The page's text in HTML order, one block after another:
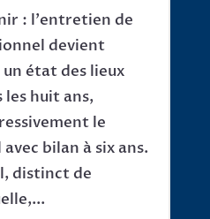
: l'entretien de
devient
état des lieux
huit ans,
le
bilan à six ans.
distinct de